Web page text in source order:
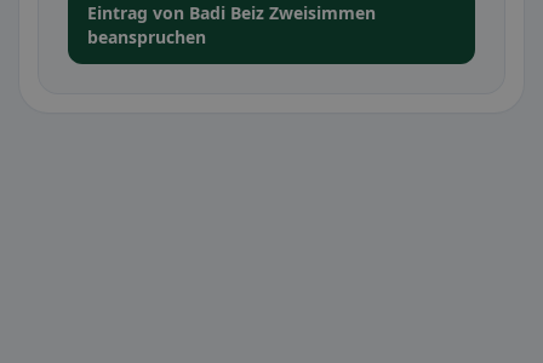
Eintrag von Badi Beiz Zweisimmen
beanspruchen